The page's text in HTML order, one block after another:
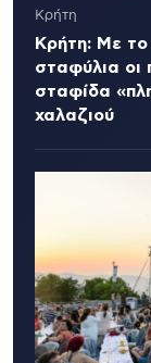
Κρήτη
Κρήτη: Με
σταφύλια οι
σταφίδα
χαλαζιού